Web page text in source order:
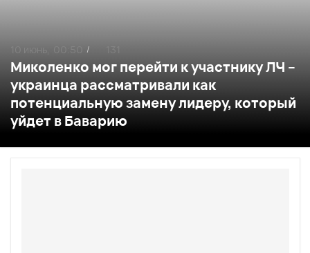
Миколенко мог перейти к участнику ЛЧ –
украинца рассматривали как
потенциальную замену лидеру, который
уйдет в Баварию
10 июнь, 00:50 / 131